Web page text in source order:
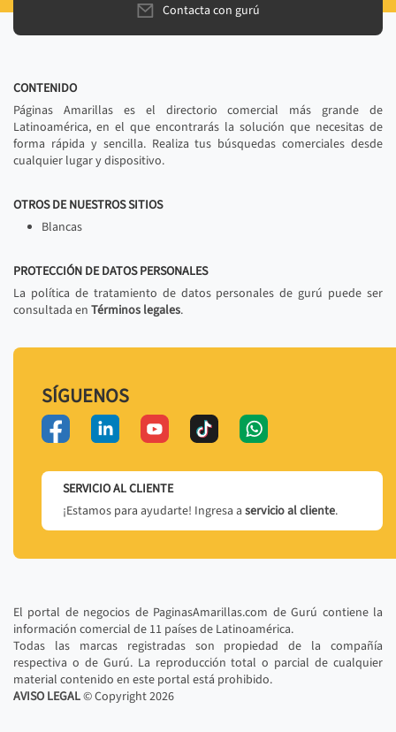
Contacta con gurú
CONTENIDO
Páginas Amarillas es el directorio comercial más grande de
Latinoamérica, en el que encontrarás la solución que necesitas de
forma rápida y sencilla. Realiza tus búsquedas comerciales desde
cualquier lugar y dispositivo.
OTROS DE NUESTROS SITIOS
Blancas
PROTECCIÓN DE DATOS PERSONALES
La política de tratamiento de datos personales de gurú puede ser
consultada en Términos legales.
SÍGUENOS
SERVICIO AL CLIENTE
¡Estamos para ayudarte! Ingresa a servicio al cliente.
El portal de negocios de PaginasAmarillas.com de Gurú contiene la
información comercial de 11 países de Latinoamérica.
Todas las marcas registradas son propiedad de la compañía
respectiva o de Gurú. La reproducción total o parcial de cualquier
material contenido en este portal está prohibido.
AVISO LEGAL© Copyright2026